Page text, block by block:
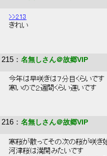
>>213
きれい
215 ： 名無しさん＠故郷VIP
今年は早咲きは７分目くらいです
寒いので２週間くらい遅いです
216 ： 名無しさん＠故郷VIP
寒桜が散ってその次の桜が咲き
河津桜は満開みたいです